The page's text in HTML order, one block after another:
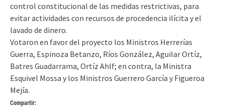
control constitucional de las medidas restrictivas, para
evitar actividades con recursos de procedencia ilícita y el
lavado de dinero.
Votaron en favor del proyecto los Ministros Herrerías
Guerra, Espinoza Betanzo, Ríos González, Aguilar Ortíz,
Batres Guadarrama, Ortíz Ahlf; en contra, la Ministra
Esquivel Mossa y los Ministros Guerrero García y Figueroa
Mejía.
Compartir: